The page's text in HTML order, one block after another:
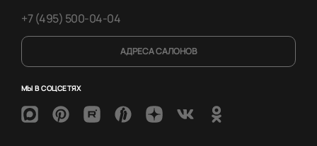
+7 (495) 500-04-04
АДРЕСА САЛОНОВ
МЫ В СОЦСЕТЯХ